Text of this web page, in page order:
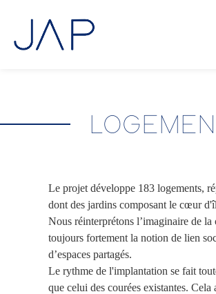
contenu
Le projet développe 183 logements,
dont des jardins composant le cœur
Nous réinterprétons l’imaginaire de la
toujours fortement la notion de lien
d’espaces partagés.
Le rythme de l'implantation se fait
que celui des courées existantes.